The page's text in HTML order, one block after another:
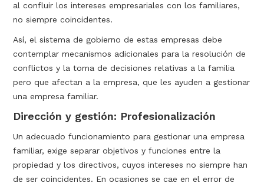
al confluir los intereses empresariales con los familiares,
no siempre coincidentes.
Así, el sistema de gobierno de estas empresas debe
contemplar mecanismos adicionales para la resolución de
conflictos y la toma de decisiones relativas a la familia
pero que afectan a la empresa, que les ayuden a gestionar
una empresa familiar.
Dirección y gestión: Profesionalización
Un adecuado funcionamiento para gestionar una empresa
familiar, exige separar objetivos y funciones entre la
propiedad y los directivos, cuyos intereses no siempre han
de ser coincidentes. En ocasiones se cae en el error de